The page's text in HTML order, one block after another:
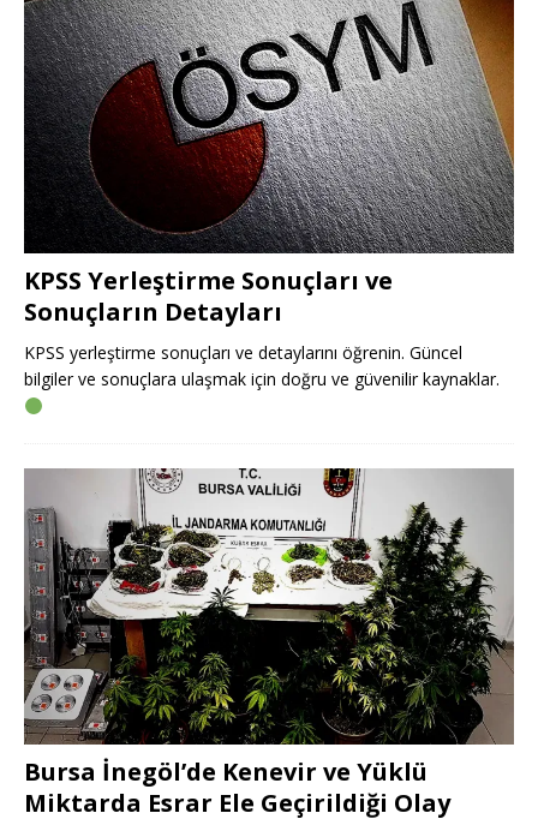
KPSS Yerleştirme Sonuçları ve
Sonuçların Detayları
KPSS yerleştirme sonuçları ve detaylarını öğrenin. Güncel
bilgiler ve sonuçlara ulaşmak için doğru ve güvenilir kaynaklar.
Bursa İnegöl’de Kenevir ve Yüklü
Miktarda Esrar Ele Geçirildiği Olay